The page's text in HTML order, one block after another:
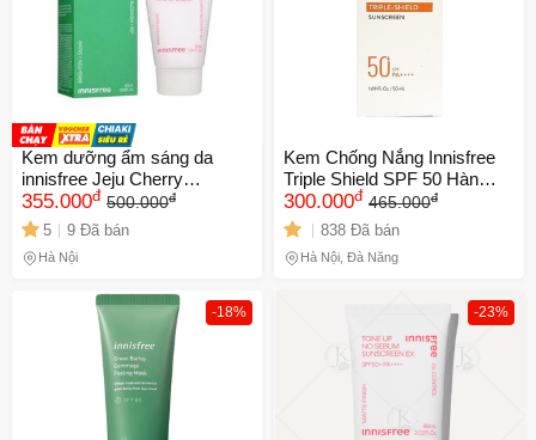
Kem dưỡng ẩm sáng da
innisfree Jeju Cherry
Blossom Tone Up Cream 50
ml
355.000đ 500.000đ
5 9 Đã bán
Hà Nội
Kem Chống Nắng Innisfree
Triple Shield SPF 50 Hàn
Quốc NK chính hãng Hàn
300.000đ 465.000đ
838 Đã bán
Hà Nội, Đà Nẵng
-18% -23%